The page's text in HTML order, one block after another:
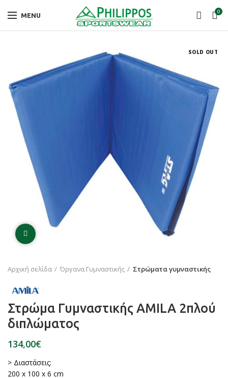
MENU 0
SOLD OUT
Αρχική σελίδα Όργανα Γυμναστικής Στρώματα γυμναστικής
Στρώμα Γυμναστικής AMILA 2πλού
διπλώματος
€
> Διαστάσεις:
200 x 100 x 6 cm